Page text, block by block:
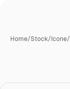
Home/Stock/Icone/